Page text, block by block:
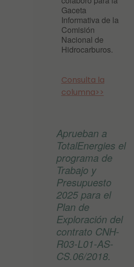
Gaceta
Informativa de la
Comisión
Nacional de
Hidrocarburos.
Consulta la
columna>>
Aprueban a
TotalEnergies el
programa de
Trabajo y
Presupuesto
2025 para el
Plan de
Exploración del
contrato CNH-
R03-L01-AS-
CS.06/2018.